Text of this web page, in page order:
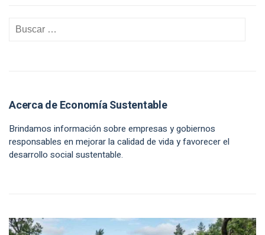
Acerca de Economía Sustentable
Brindamos información sobre empresas y gobiernos
responsables en mejorar la calidad de vida y favorecer el
desarrollo social sustentable.